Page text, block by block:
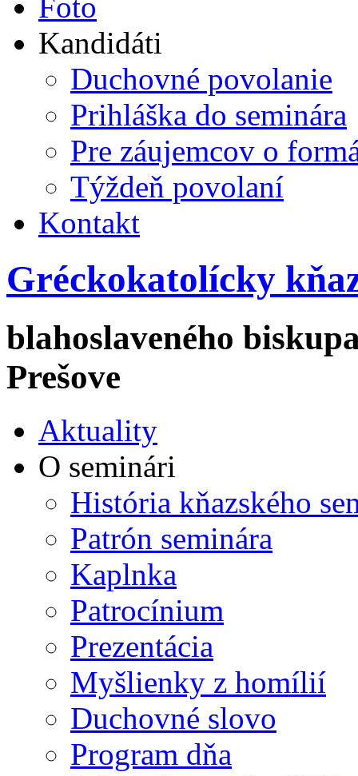
Kandidáti
Duchovné povolanie
Prihláška do seminára
Pre záujemcov o
Týždeň povolaní
Kontakt
Gréckokatolícky
blahoslaveného
Prešove
Aktuality
O seminári
História kňazského
Patrón seminára
Kaplnka
Patrocínium
Prezentácia
Myšlienky z homílií
Duchovné slovo
Program dňa